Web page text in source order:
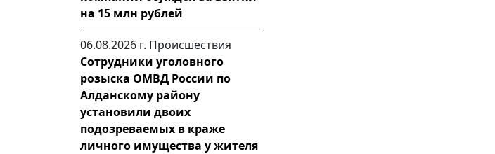
на 15 млн рублей
06.08.2026 г. Происшествия
Сотрудники уголовного
розыска ОМВД России по
Алданскому району
установили двоих
подозреваемых в краже
личного имущества у жителя